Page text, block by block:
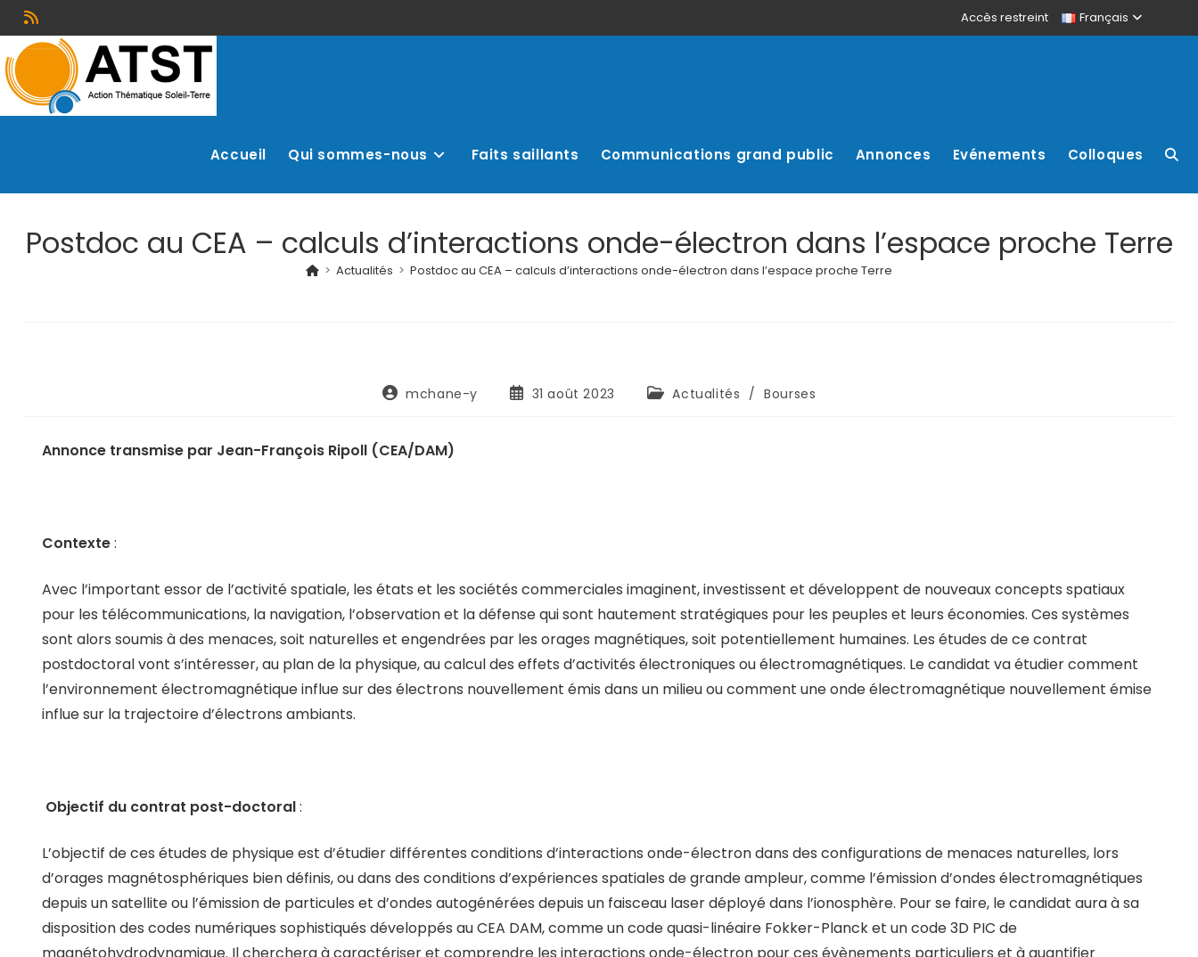
Accès restreint Français
Accueil Qui sommes-nous Faits saillants Communications grand public Annonces Evénements Colloques
Postdoc au CEA – calculs d’interactions onde-électron dans l’espace proche Terre
> Actualités > Postdoc au CEA – calculs d’interactions onde-électron dans l’espace proche Terre
mchane-y 31 août 2023 Actualités / Bourses
Annonce transmise par Jean-François Ripoll (CEA/DAM)
Contexte:
Avec l’important essor de l’activité spatiale, les états et les sociétés commerciales imaginent, investissent et développent de nouveaux concepts spatiaux
pour les télécommunications, la navigation, l’observation et la défense qui sont hautement stratégiques pour les peuples et leurs économies. Ces systèmes
sont alors soumis à des menaces, soit naturelles et engendrées par les orages magnétiques, soit potentiellement humaines. Les études de ce contrat
postdoctoral vont s’intéresser, au plan de la physique, au calcul des effets d’activités électroniques ou électromagnétiques. Le candidat va étudier comment
l’environnement électromagnétique influe sur des électrons nouvellement émis dans un milieu ou comment une onde électromagnétique nouvellement émise
influe sur la trajectoire d’électrons ambiants.
Objectif du contrat post-doctoral:
L’objectif de ces études de physique est d’étudier différentes conditions d’interactions onde-électron dans des configurations de menaces naturelles, lors
d’orages magnétosphériques bien définis, ou dans des conditions d’expériences spatiales de grande ampleur, comme l’émission d’ondes électromagnétiques
depuis un satellite ou l’émission de particules et d’ondes autogénérées depuis un faisceau laser déployé dans l’ionosphère. Pour se faire, le candidat aura à sa
disposition des codes numériques sophistiqués développés au CEA DAM, comme un code quasi-linéaire Fokker-Planck et un code 3D PIC de